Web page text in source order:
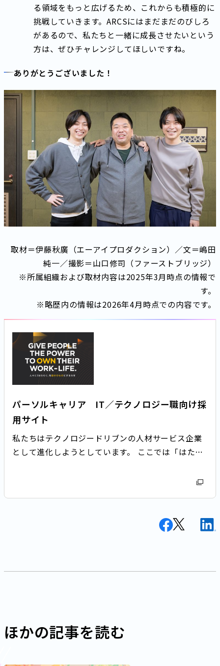
る領域をもっと広げるため、これからも積極的に
挑戦していきます。ARCSにはまだまだのびしろ
があるので、私たちと一緒に成長させたいという
方は、ぜひチャレンジしてほしいですね。
ありがとうございました！
取材＝伊藤秋廣（エーアイプロダクション）／文＝嶋田
純一／撮影＝山口修司（ファーストブリッジ）
※所属組織および取材内容は2025年3月時点の情報で
す。
※略歴内の情報は2026年4月時点での内容です。
パーソルキャリア IT／テクノロジー職向け採
用サイト
私たちはテクノロジードリブンの人材サービス企業
として進化しようとしています。 ここでは「はたら
ほかの記事を読む